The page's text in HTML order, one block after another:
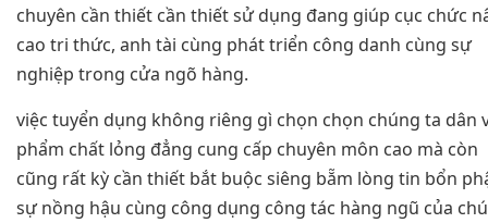
chuyên cần thiết cần thiết sử dụng đang giúp cục chức
cao tri thức, anh tài cùng phát triển công danh cùng sự
nghiệp trong cửa ngõ hàng.
việc tuyển dụng không riêng gì chọn chọn chúng ta dân
phẩm chất lỏng đẳng cung cấp chuyên môn cao mà còn
cũng rất kỳ cần thiết bắt buộc siêng bẵm lòng tin bổn
sự nồng hậu cùng công dụng công tác hàng ngũ của